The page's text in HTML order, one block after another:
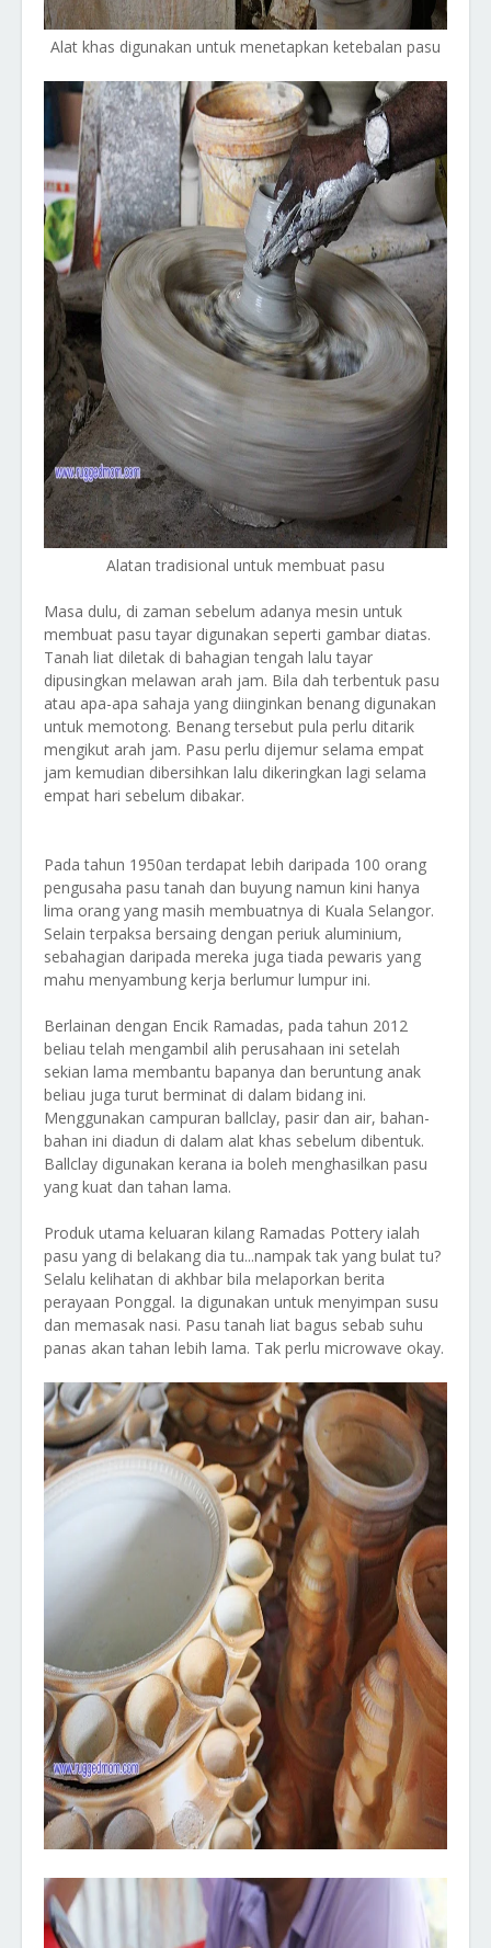
Alat khas digunakan untuk menetapkan ketebalan pasu
Alatan tradisional untuk membuat pasu
Masa dulu, di zaman sebelum adanya mesin untuk
membuat pasu tayar digunakan seperti gambar diatas.
Tanah liat diletak di bahagian tengah lalu tayar
dipusingkan melawan arah jam. Bila dah terbentuk pasu
atau apa-apa sahaja yang diinginkan benang digunakan
untuk memotong. Benang tersebut pula perlu ditarik
mengikut arah jam. Pasu perlu dijemur selama empat
jam kemudian dibersihkan lalu dikeringkan lagi selama
empat hari sebelum dibakar.
Pada tahun 1950an terdapat lebih daripada 100 orang
pengusaha pasu tanah dan buyung namun kini hanya
lima orang yang masih membuatnya di Kuala Selangor.
Selain terpaksa bersaing dengan periuk aluminium,
sebahagian daripada mereka juga tiada pewaris yang
mahu menyambung kerja berlumur lumpur ini.
Berlainan dengan Encik Ramadas, pada tahun 2012
beliau telah mengambil alih perusahaan ini setelah
sekian lama membantu bapanya dan beruntung anak
beliau juga turut berminat di dalam bidang ini.
Menggunakan campuran ballclay, pasir dan air, bahan-
bahan ini diadun di dalam alat khas sebelum dibentuk.
Ballclay digunakan kerana ia boleh menghasilkan pasu
yang kuat dan tahan lama.
Produk utama keluaran kilang Ramadas Pottery ialah
pasu yang di belakang dia tu...nampak tak yang bulat tu?
Selalu kelihatan di akhbar bila melaporkan berita
perayaan Ponggal. Ia digunakan untuk menyimpan susu
dan memasak nasi. Pasu tanah liat bagus sebab suhu
panas akan tahan lebih lama. Tak perlu microwave okay.